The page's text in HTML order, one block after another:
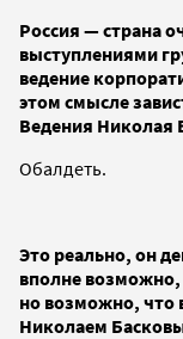
Россия — страна
выступлениями
ведение
этом смысле
Ведения Николая
Обалдеть.
Это реально, он
вполне
но возможно, что
Николаем